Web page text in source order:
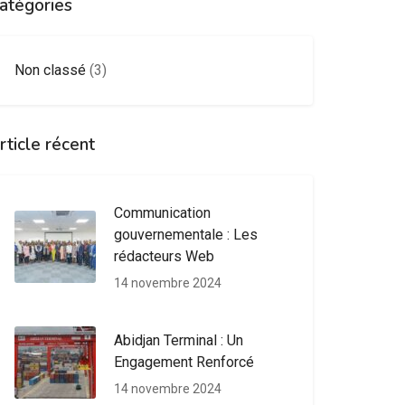
Non classé (3)
récent
Communication
gouvernementale : Les
rédacteurs Web
14 novembre 2024
Abidjan Terminal : Un
Engagement Renforcé
14 novembre 2024